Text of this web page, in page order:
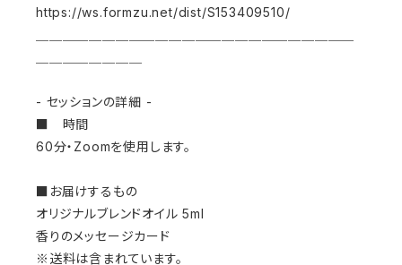
https://ws.formzu.net/dist/S153409510/
- セッションの詳細 -
■ 時間
60分・Zoomを使用します。
■お届けするもの
オリジナルブレンドオイル 5ml
香りのメッセージカード
※送料は含まれています。